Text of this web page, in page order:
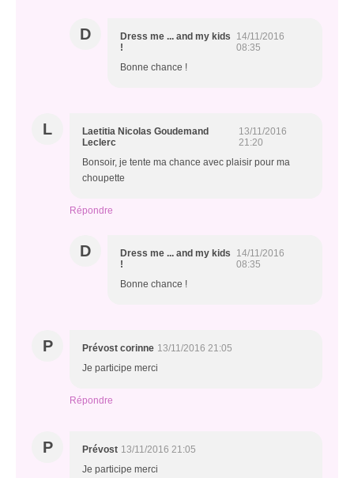
D
Dress me ... and my kids
!
14/11/2016
08:35
Bonne chance !
L
Laetitia Nicolas Goudemand
Leclerc
13/11/2016
21:20
Bonsoir, je tente ma chance avec plaisir pour ma
choupette
Répondre
D
Dress me ... and my kids
!
14/11/2016
08:35
Bonne chance !
P Prévost corinne 13/11/2016 21:05
Je participe merci
Répondre
P Prévost 13/11/2016 21:05
Je participe merci